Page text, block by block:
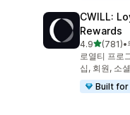
CWILL:
Rewards
4.9별 5개 중
(781)
총 리뷰 781•
로열티 프로
십, 회원, 소
Built